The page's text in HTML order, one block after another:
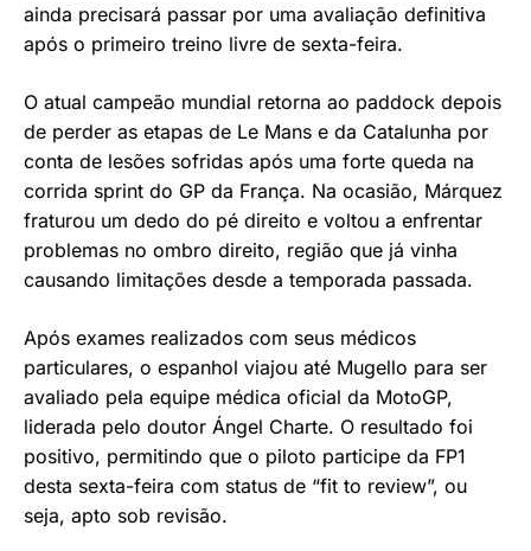
ainda precisará passar por uma avaliação definitiva
após o primeiro treino livre de sexta-feira.
O atual campeão mundial retorna ao paddock depois
de perder as etapas de Le Mans e da Catalunha por
conta de lesões sofridas após uma forte queda na
corrida sprint do GP da França. Na ocasião, Márquez
fraturou um dedo do pé direito e voltou a enfrentar
problemas no ombro direito, região que já vinha
causando limitações desde a temporada passada.
Após exames realizados com seus médicos
particulares, o espanhol viajou até Mugello para ser
avaliado pela equipe médica oficial da MotoGP,
liderada pelo doutor Ángel Charte. O resultado foi
positivo, permitindo que o piloto participe da FP1
desta sexta-feira com status de “fit to review”, ou
seja, apto sob revisão.